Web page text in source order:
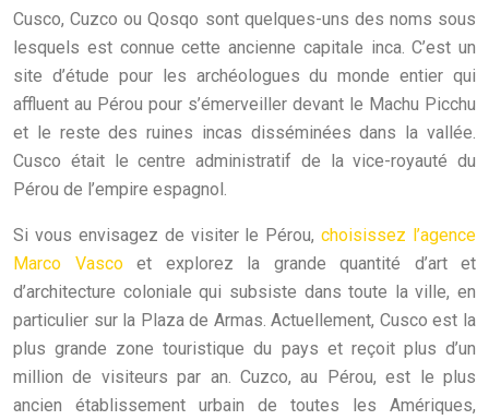
Cusco, Cuzco ou Qosqo sont quelques-uns des noms sous
lesquels est connue cette ancienne capitale inca. C’est un
site d’étude pour les archéologues du monde entier qui
affluent au Pérou pour s’émerveiller devant le Machu Picchu
et le reste des ruines incas disséminées dans la vallée.
Cusco était le centre administratif de la vice-royauté du
Pérou de l’empire espagnol.
Si vous envisagez de visiter le Pérou,choisissez l’agence
Marco Vascoet explorez la grande quantité d’art et
d’architecture coloniale qui subsiste dans toute la ville, en
particulier sur la Plaza de Armas. Actuellement, Cusco est la
plus grande zone touristique du pays et reçoit plus d’un
million de visiteurs par an. Cuzco, au Pérou, est le plus
ancien établissement urbain de toutes les Amériques,